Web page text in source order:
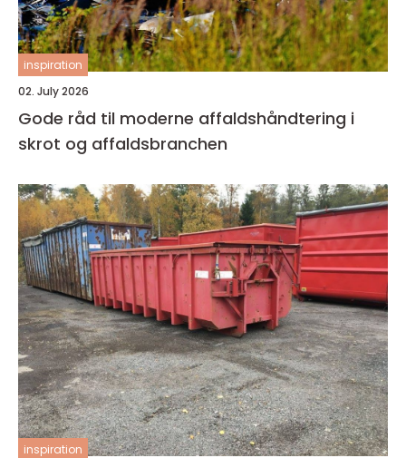
inspiration
02. July 2026
Gode råd til moderne affaldshåndtering i
skrot og affaldsbranchen
inspiration